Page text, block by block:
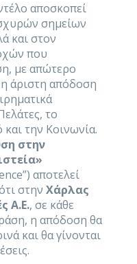
αποσκοπεί
σημείων
και στον
που
με απώτερο
άριστη απόδοση
το
την Κοινωνία.
στην
αποτελεί
στηνΧάρλας
Α.Ε., σε κάθε
η απόδοση θα
και θα γίνονται